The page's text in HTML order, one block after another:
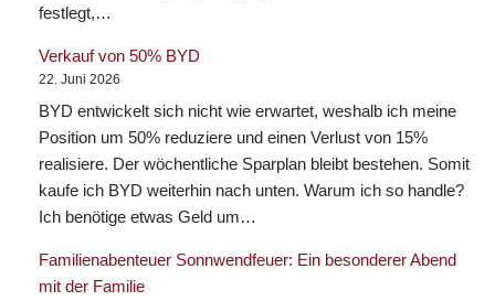
festlegt,…
Verkauf von 50% BYD
22. Juni 2026
BYD entwickelt sich nicht wie erwartet, weshalb ich meine
Position um 50% reduziere und einen Verlust von 15%
realisiere. Der wöchentliche Sparplan bleibt bestehen. Somit
kaufe ich BYD weiterhin nach unten. Warum ich so handle?
Ich benötige etwas Geld um…
Familienabenteuer Sonnwendfeuer: Ein besonderer Abend
mit der Familie